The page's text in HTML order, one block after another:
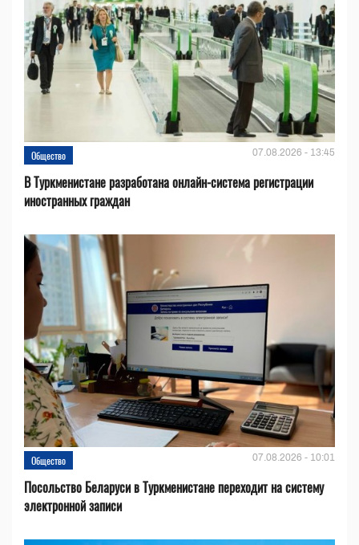
Общество 07.08.2026 - 13:45
В Туркменистане разработана онлайн-система регистрации
иностранных граждан
Общество 07.08.2026 - 10:01
Посольство Беларуси в Туркменистане переходит на систему
электронной записи